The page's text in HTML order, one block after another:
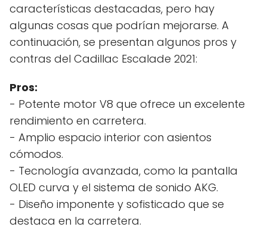
características destacadas, pero hay
algunas cosas que podrían mejorarse. A
continuación, se presentan algunos pros y
contras del Cadillac Escalade 2021:
Pros:
- Potente motor V8 que ofrece un excelente
rendimiento en carretera.
- Amplio espacio interior con asientos
cómodos.
- Tecnología avanzada, como la pantalla
OLED curva y el sistema de sonido AKG.
- Diseño imponente y sofisticado que se
destaca en la carretera.